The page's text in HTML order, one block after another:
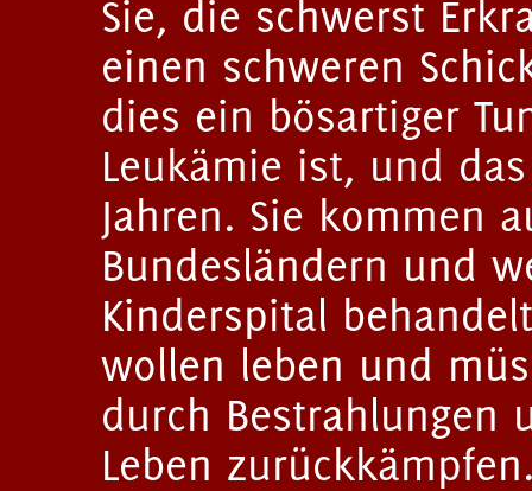
Sie, die schwerst
einen schweren
dies ein bösartiger
Leukämie ist, und
Jahren. Sie kommen
Bundesländern und
Kinderspital
wollen leben und
durch Bestrahlungen
Leben